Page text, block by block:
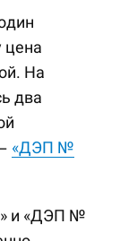
цена
На
два
«ДЭП №
и «ДЭП №